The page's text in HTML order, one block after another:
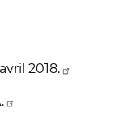
2018.